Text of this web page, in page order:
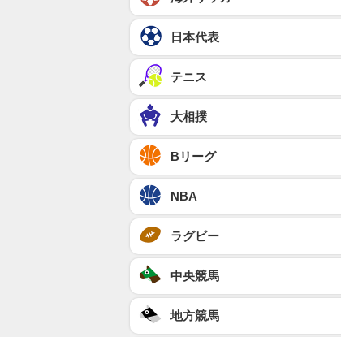
日本代表
テニス
大相撲
Bリーグ
NBA
ラグビー
中央競馬
地方競馬